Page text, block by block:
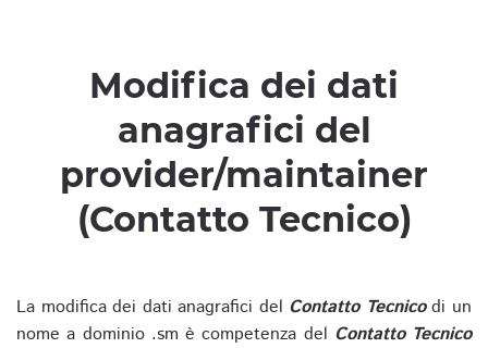
Modifica dei dati
anagrafici del
provider/maintainer
(Contatto Tecnico)
La modifica dei dati anagrafici del Contatto Tecnicodi un
nome a dominio .sm è competenza del Contatto Tecnico